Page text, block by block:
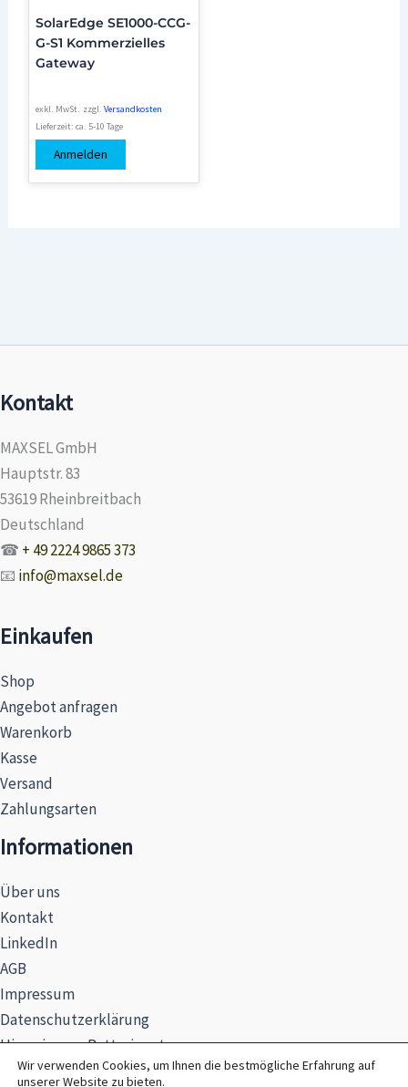
SolarEdge SE1000-CCG-
G-S1 Kommerzielles
Gateway
exkl. MwSt. zzgl.Versandkosten
Lieferzeit:ca. 5-10 Tage
Anmelden
Kontakt
MAXSEL GmbH
Hauptstr. 83
53619 Rheinbreitbach
Deutschland
☎ + 49 2224 9865 373
📧 info@maxsel.de
Einkaufen
Shop
Angebot anfragen
Warenkorb
Kasse
Versand
Zahlungsarten
Informationen
Über uns
Kontakt
LinkedIn
AGB
Impressum
Datenschutzerklärung
Hinweise zur Batterieentsorgung
Wir verwenden Cookies, um Ihnen die bestmögliche Erfahrung auf
unserer Website zu bieten.